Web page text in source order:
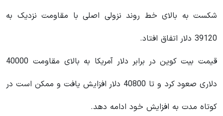
شکست به بالای خط روند نزولی اصلی با مقاومت نزدیک به
39120 دلار اتفاق افتاد.
قیمت بیت کوین در برابر دلار آمریکا به بالای مقاومت 40000
دلاری صعود کرد و تا 40800 دلار افزایش یافت و ممکن است در
کوتاه مدت به افزایش خود ادامه دهد.